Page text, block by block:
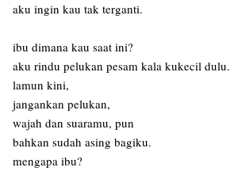
aku ingin kau tak terganti.
ibu dimana kau saat ini?
aku rindu pelukan pesam kala kukecil dulu.
lamun kini,
jangankan pelukan,
wajah dan suaramu, pun
bahkan sudah asing bagiku.
mengapa ibu?